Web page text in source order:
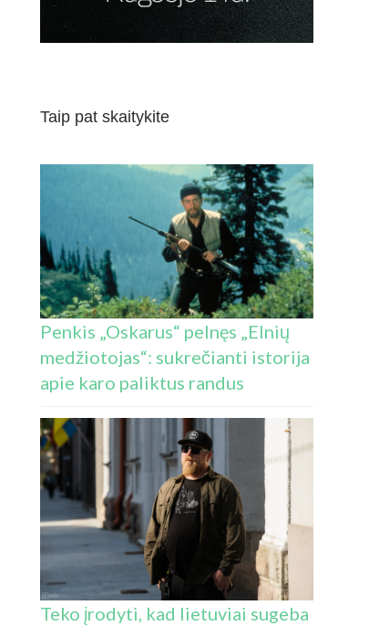
Taip pat skaitykite
Penkis „Oskarus“ pelnęs „Elnių
medžiotojas“: sukrečianti istorija
apie karo paliktus randus
Teko įrodyti, kad lietuviai sugeba